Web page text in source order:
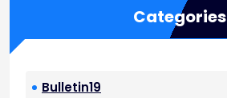
Categories
Bulletin19